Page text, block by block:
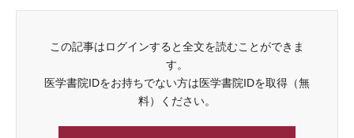
この記事はログインすると全文を読むことができま
す。
医学書院IDをお持ちでない方は医学書院IDを取得（無
料）ください。